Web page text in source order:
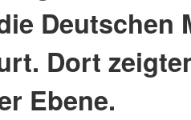
Deutschen
Dort
Ebene.